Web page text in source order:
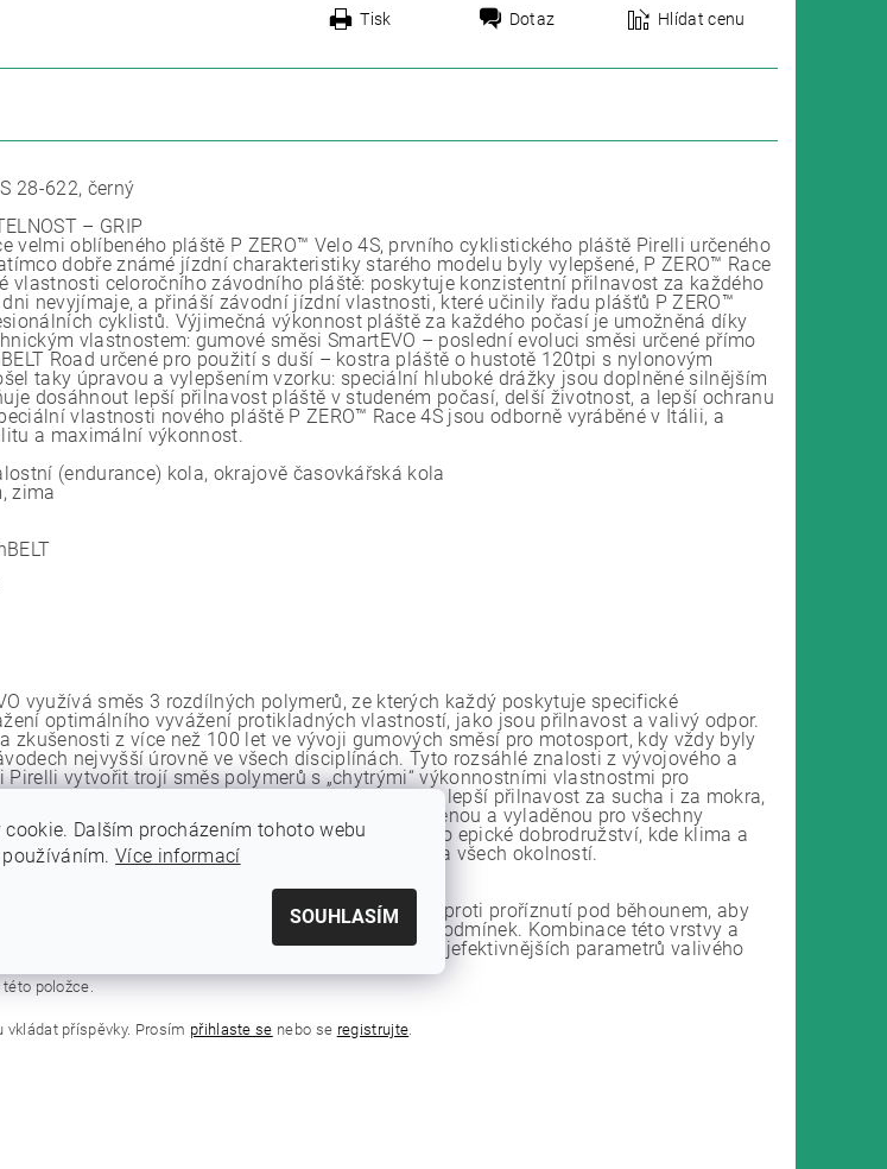
Tisk Dotaz Hlídat cenu
28-622, černý
– GRIP
velmi oblíbeného pláště P ZERO™ Velo 4S, prvního cyklistického pláště Pirelli určeného
dobře známé jízdní charakteristiky starého modelu byly vylepšené, P ZERO™ Race
vlastnosti celoročního závodního pláště: poskytuje konzistentní přilnavost za každého
nevyjímaje, a přináší závodní jízdní vlastnosti, které učinily řadu plášťů P ZERO™
cyklistů. Výjimečná výkonnost pláště za každého počasí je umožněná díky
vlastnostem: gumové směsi SmartEVO – poslední evoluci směsi určené přímo
Road určené pro použití s duší – kostra pláště o hustotě 120tpi s nylonovým
taky úpravou a vylepšením vzorku: speciální hluboké drážky jsou doplněné silnějším
dosáhnout lepší přilnavost pláště v studeném počasí, delší životnost, a lepší ochranu
vlastnosti nového pláště P ZERO™ Race 4S jsou odborně vyráběné v Itálii, a
a maximální výkonnost.
(endurance) kola, okrajově časovkářská kola
zima
využívá směs 3 rozdílných polymerů, ze kterých každý poskytuje specifické
optimálního vyvážení protikladných vlastností, jako jsou přilnavost a valivý odpor.
zkušenosti z více než 100 let ve vývoji gumových směsí pro motosport, kdy vždy byly
nejvyšší úrovně ve všech disciplínách. Tyto rozsáhlé znalosti z vývojového a
vytvořit trojí směs polymerů s „chytrými“ výkonnostními vlastnostmi pro
pro vynikající charakteristiky směsi SmartEVO - lepší přilnavost za sucha i za mokra,
Pirelli vytvořilo výkonnostní gumovou směs navrženou a vyladěnou pro všechny
od lokálních nebo World Tour závodů až po epické dobrodružství, kde klima a
které spolehlivě fungují na nejvyšší úrovni za všech okolností.
opletu s přidanou vrstvou tkaniny vysoce odolné proti proříznutí pod běhounem, aby
odolnost proti propíchnutí v širokém spektru podmínek. Kombinace této vrstvy a
dosáhnout pro tuto konstrukci k použití s duší nejefektivnějších parametrů valivého
položce.
příspěvky. Prosím přihlaste se nebo se registrujte.
Dalším procházením tohoto webu
používáním.Více informací
SOUHLASÍM